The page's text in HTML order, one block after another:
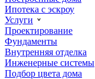
Ипотека с эскроу
Услуги
Проектирование
Фундаменты
Внутренняя отделка
Инженерные системы
Подбор цвета дома